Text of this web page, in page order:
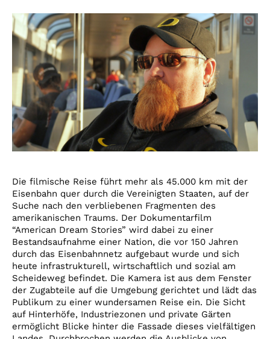
Die filmische Reise führt mehr als 45.000 km mit der
Eisenbahn quer durch die Vereinigten Staaten, auf der
Suche nach den verbliebenen Fragmenten des
amerikanischen Traums. Der Dokumentarfilm
“American Dream Stories” wird dabei zu einer
Bestandsaufnahme einer Nation, die vor 150 Jahren
durch das Eisenbahnnetz aufgebaut wurde und sich
heute infrastrukturell, wirtschaftlich und sozial am
Scheideweg befindet. Die Kamera ist aus dem Fenster
der Zugabteile auf die Umgebung gerichtet und lädt das
Publikum zu einer wundersamen Reise ein. Die Sicht
auf Hinterhöfe, Industriezonen und private Gärten
ermöglicht Blicke hinter die Fassade dieses vielfältigen